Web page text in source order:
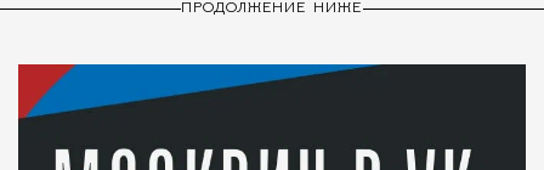
ПРОДОЛЖЕНИЕ НИЖЕ